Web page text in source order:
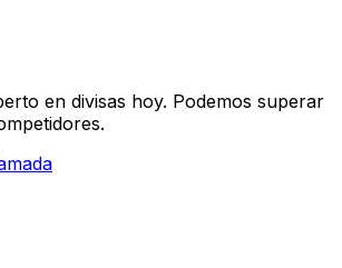
en divisas hoy. Podemos superar